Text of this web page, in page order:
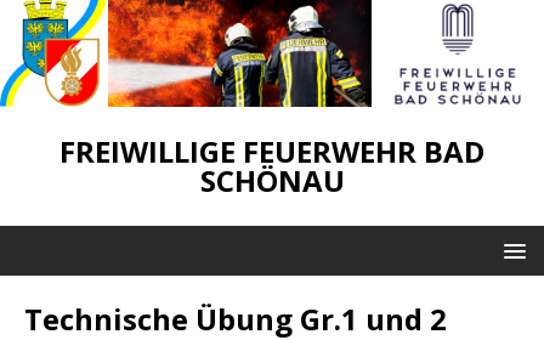
FREIWILLIGE FEUERWEHR BAD
SCHÖNAU
Technische Übung Gr.1 und 2